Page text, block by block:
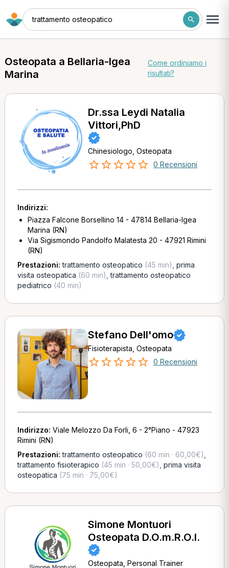
trattamento osteopatico
Osteopata a Bellaria-Igea
Marina
Come ordiniamo i
risultati?
Dr.ssa Leydi Natalia
Vittori,PhD
Chinesiologo, Osteopata
0 Recensioni
Indirizzi:
Piazza Falcone Borsellino 14 - 47814 Bellaria-Igea
Marina (RN)
Via Sigismondo Pandolfo Malatesta 20 - 47921 Rimini
(RN)
Prestazioni:trattamento osteopatico (45 min) prima
visita osteopatica (60 min) ,trattamento osteopatico
pediatrico (40 min)
Stefano Dell'omo
Fisioterapista, Osteopata
0 Recensioni
Indirizzo: Viale Melozzo Da Forli, 6 - 2°Piano - 47923
Rimini (RN)
Prestazioni:trattamento osteopatico (60 min · 60,00€)
trattamento fisioterapico (45 min · 50,00€) prima visita
osteopatica (75 min · 75,00€)
Simone Montuori
Osteopata D.O.m.R.O.I.
Osteopata, Personal Trainer